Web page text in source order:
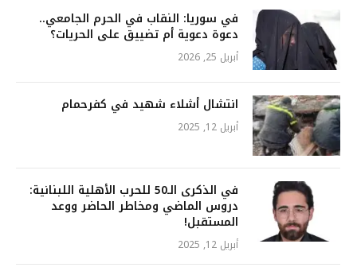
في سوريا: النقاب في الحرم الجامعي..
دعوة دعوية أم تضييق على الحريات؟
أبريل 25, 2026
انتشال أشلاء شهيد في كفرحمام
أبريل 12, 2025
في الذكرى الـ50 للحرب الأهلية اللبنانية:
دروس الماضي ومخاطر الحاضر ووعد
المستقبل!
أبريل 12, 2025